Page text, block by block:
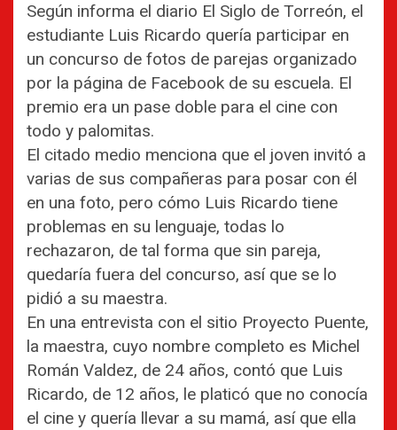
Según informa el diario El Siglo de Torreón, el
estudiante Luis Ricardo quería participar en
un concurso de fotos de parejas organizado
por la página de Facebook de su escuela. El
premio era un pase doble para el cine con
todo y palomitas.
El citado medio menciona que el joven invitó a
varias de sus compañeras para posar con él
en una foto, pero cómo Luis Ricardo tiene
problemas en su lenguaje, todas lo
rechazaron, de tal forma que sin pareja,
quedaría fuera del concurso, así que se lo
pidió a su maestra.
En una entrevista con el sitio Proyecto Puente,
la maestra, cuyo nombre completo es Michel
Román Valdez, de 24 años, contó que Luis
Ricardo, de 12 años, le platicó que no conocía
el cine y quería llevar a su mamá, así que ella